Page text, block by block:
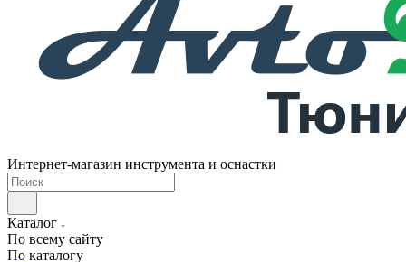
Интернет-магазин инструмента и оснастки
Каталог
По всему сайту
По каталогу